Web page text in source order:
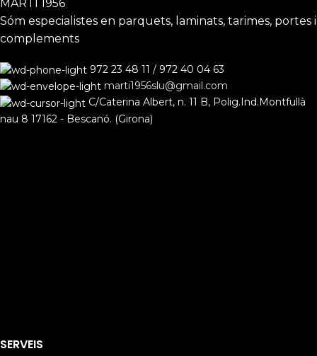
MARTI 1956
Sóm especialistes en parquets, laminats, tarimes, portes i
complements
972 23 48 11 / 972 40 04 63
marti1956slu@gmail.com
C/Caterina Albert, n. 11 B, Polig.Ind.Montfullà
nau 8 17162 - Bescanó. (Girona)
SERVEIS